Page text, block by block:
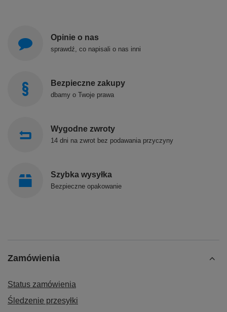
Opinie o nas
sprawdź, co napisali o nas inni
Bezpieczne zakupy
dbamy o Twoje prawa
Wygodne zwroty
14 dni na zwrot bez podawania przyczyny
Szybka wysyłka
Bezpieczne opakowanie
Zamówienia
Status zamówienia
Śledzenie przesyłki